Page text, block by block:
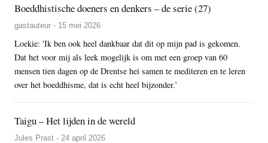
Boeddhistische doeners en denkers – de serie (27)
gastauteur - 15 mei 2026
Loekie: 'Ik ben ook heel dankbaar dat dit op mijn pad is gekomen.
Dat het voor mij als leek mogelijk is om met een groep van 60
mensen tien dagen op de Drentse hei samen te mediteren en te leren
over het boeddhisme, dat is echt heel bijzonder.’
Taigu – Het lijden in de wereld
Jules Prast - 24 april 2026